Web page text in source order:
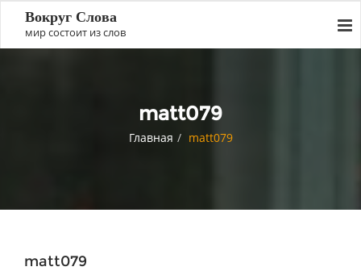
Вокруг Слова
мир состоит из слов
matt079
Главная matt079
matt079